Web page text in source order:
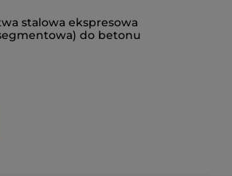
stalowa ekspresowa
do betonu